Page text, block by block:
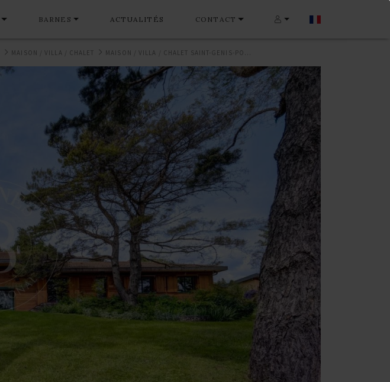
BARNES ACTUALITÉS CONTACT
MAISON / VILLA / CHALET